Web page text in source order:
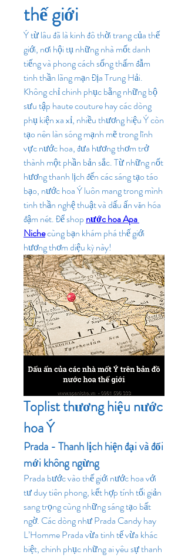
thế giới
Ý từ lâu đã là kinh đô thời trang của thế
giới, nơi hội tụ những nhà mốt danh
tiếng và phong cách sống thấm đẫm
tinh thần lãng mạn Địa Trung Hải.
Không chỉ chinh phục bằng những bộ
sưu tập haute couture hay các dòng
phụ kiện xa xỉ, nhiều thương hiệu Ý còn
tạo nên làn sóng mạnh mẽ trong lĩnh
vực nước hoa, đưa hương thơm trở
thành một phần bản sắc. Từ những nốt
hương thanh lịch đến các sáng tạo táo
bạo, nước hoa Ý luôn mang trong mình
tinh thần nghệ thuật và dấu ấn văn hóa
đậm nét. Để shop nước hoa Apa
Nichecùng bạn khám phá thế giới
hương thơm diệu kỳ này!
Toplist thương hiệu nước
hoa Ý
Prada - Thanh lịch hiện đại và đổi
mới không ngừng
Prada bước vào thế giới nước hoa với
tư duy tiên phong, kết hợp tính tối giản
sang trọng cùng những sáng tạo bất
ngờ. Các dòng như Prada Candy hay
L’Homme Prada vừa tinh tế vừa khác
biệt, chinh phục những ai yêu sự thanh